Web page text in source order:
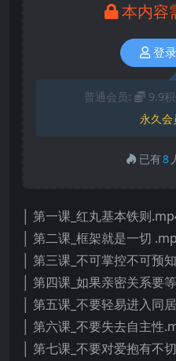
本内容
登
普通会员: 9.9
永久会
已有8
│ 第一课_红丸基本铁则
│ 第二课_框架就是一切
│ 第三课_不可掌控不可预
│ 第四课_如果亲密关系要
│ 第五课_不要轻易进入同
│ 第六课_不要失去自主性
│ 第七课_不要对爱抱有不